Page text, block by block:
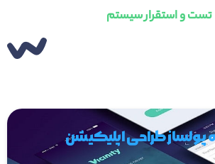
تست و استقرار سیستم